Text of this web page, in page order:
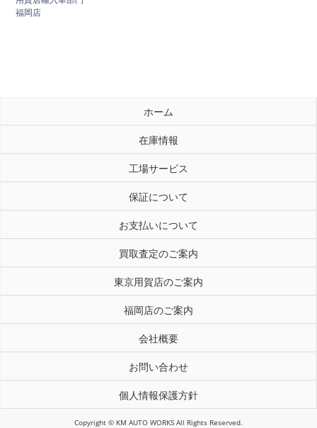
福岡店
ホーム
在庫情報
工場サービス
保証について
お支払いについて
買取査定のご案内
東京用賀店のご案内
福岡店のご案内
会社概要
お問い合わせ
個人情報保護方針
Copyright © KM AUTO WORKS All Rights Reserved.